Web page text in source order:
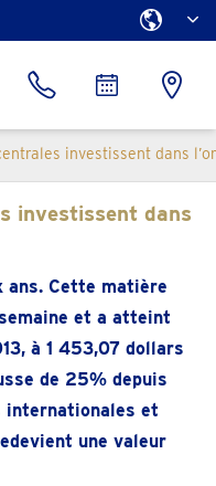
investissent dans
investissent dans
ans. Cette matière
et a atteint
à 1 453,07 dollars
de 25% depuis
internationales et
une valeur